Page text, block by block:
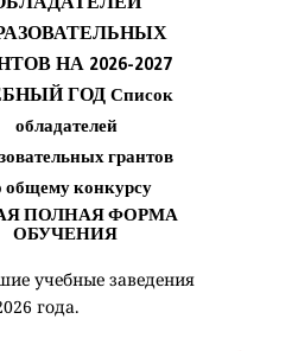
учебные заведения
года.